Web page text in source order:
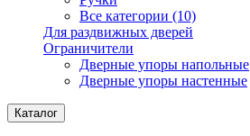
Все категории (10)
Для раздвижных дверей
Ограничители
Дверные упоры напольные
Дверные упоры настенные
Каталог